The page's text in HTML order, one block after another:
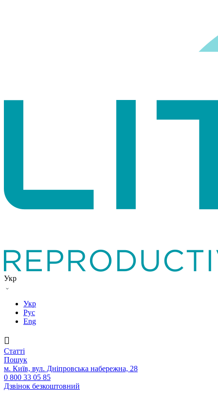
Укр
Укр
Рус
Eng
Статтi
Пошук
м. Київ, вул. Дніпровська набережна, 28
0 800 33 05 85
Дзвінок безкоштовний